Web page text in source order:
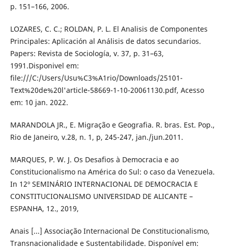
p. 151–166, 2006.
LOZARES, C. C.; ROLDAN, P. L. El Analisis de Componentes
Principales: Aplicación al Análisis de datos secundarios.
Papers: Revista de Sociología, v. 37, p. 31–63,
1991.Disponivel em:
file:///C:/Users/Usu%C3%A1rio/Downloads/25101-
Text%20de%20l'article-58669-1-10-20061130.pdf, Acesso
em: 10 jan. 2022.
MARANDOLA JR., E. Migração e Geografia. R. bras. Est. Pop.,
Rio de Janeiro, v.28, n. 1, p, 245-247, jan./jun.2011.
MARQUES, P. W. J. Os Desafios à Democracia e ao
Constitucionalismo na América do Sul: o caso da Venezuela.
In 12º SEMINÁRIO INTERNACIONAL DE DEMOCRACIA E
CONSTITUCIONALISMO UNIVERSIDAD DE ALICANTE –
ESPANHA, 12., 2019,
Anais [...] Associação Internacional De Constitucionalismo,
Transnacionalidade e Sustentabilidade. Disponível em: